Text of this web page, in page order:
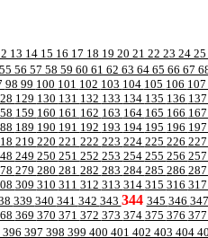
13 14 15 16 17 18 19 20 21 22 23 24 25
55 56 57 58 59 60 61 62 63 64 65 66 67
98 99 100 101 102 103 104 105 106 107
129 130 131 132 133 134 135 136
159 160 161 162 163 164 165 166
189 190 191 192 193 194 195 196
219 220 221 222 223 224 225 226
249 250 251 252 253 254 255 256
279 280 281 282 283 284 285 286
309 310 311 312 313 314 315 316
339 340 341 342 343 344 345 346
369 370 371 372 373 374 375 376
396 397 398 399 400 401 402 403 404